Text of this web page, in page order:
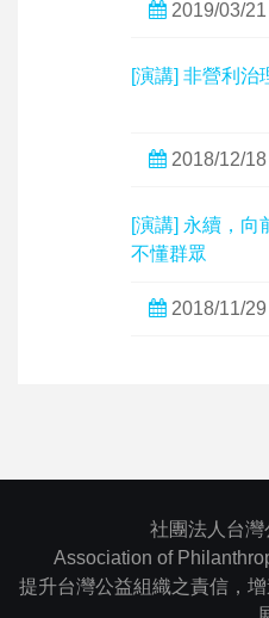
2019/03/21
[演講] 非營利治
2018/12/18
[演講] 永續，向
不懂群眾
2018/11/29
社團法人台
Association of
提升台灣公益組織之責信，